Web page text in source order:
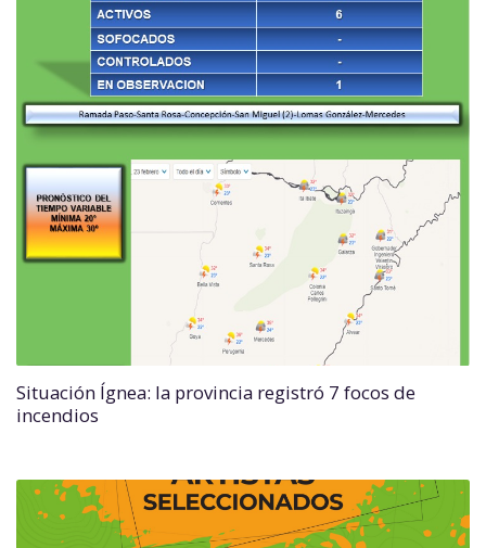
Situación Ígnea: la provincia registró 7 focos de
incendios